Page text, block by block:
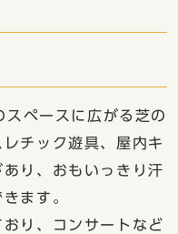
ペースに広がる芝の
チック遊具、屋内キ
り、おもいっきり汗
ます。
り、コンサートなど